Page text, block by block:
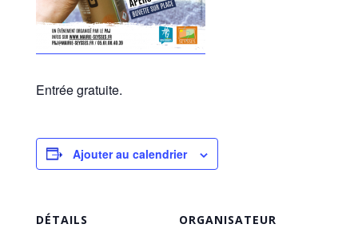
Entrée gratuite.
Ajouter au calendrier
DÉTAILS ORGANISATEUR